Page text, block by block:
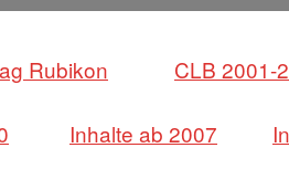
Rubikon CLB 2001-
Inhalte ab 2007